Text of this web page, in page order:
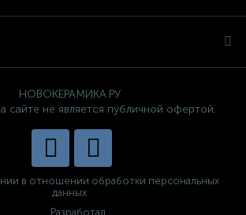
НОВОКЕРАМИКА.РУ
сайте не является публичной офертой.
в отношении обработки персональных
данных
Разработал